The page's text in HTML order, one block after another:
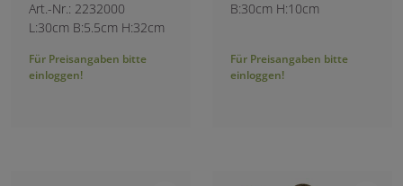
Art.-Nr.: 2232000
L:30cm B:5.5cm H:32cm
Für Preisangaben bitte
einloggen!
B:30cm H:10cm
Für Preisangaben bitte
einloggen!